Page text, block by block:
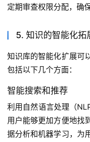
定期审查权限分配，确
5. 知识的智能化拓
知识库的智能化扩展可
包括以下几个方面：
智能搜索和推荐
利用自然语言处理（
用户能够更加方便地找
据分析和机器学习，为